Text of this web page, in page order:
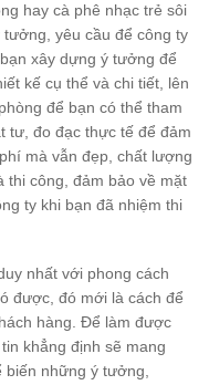
hay cà phê nhạc trẻ sôi
yêu cầu để công ty
xây dựng ý tưởng để
kế cụ thể và chi tiết, lên
để bạn có thể tham
tư, đo đạc thực tế để đảm
mà vẫn đẹp, chất lượng
thi công, đảm bảo về mặt
ty khi bạn đã nhiệm thi
nhất với phong cách
được, đó mới là cách để
hàng. Để làm được
khẳng định sẽ mang
biến những ý tưởng,